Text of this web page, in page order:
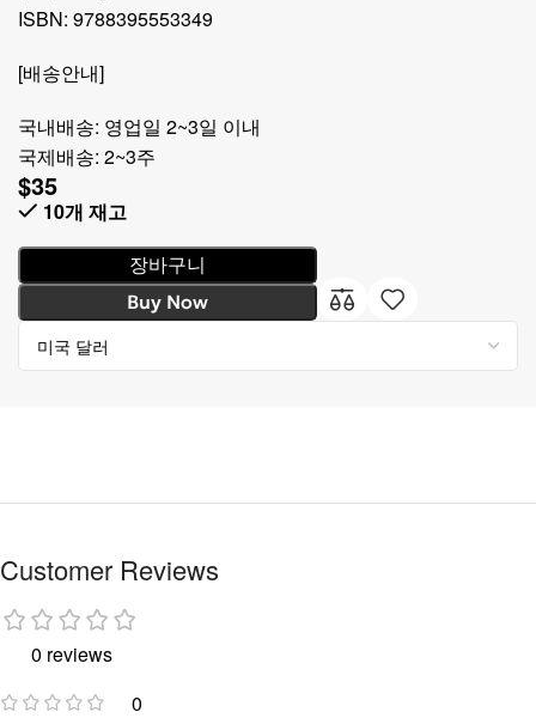
ISBN: 9788395553349
[배송안내]
국내배송: 영업일 2~3일 이내
국제배송: 2~3주
$35
10개 재고
장바구니
Buy Now
Customer Reviews
0 reviews
0